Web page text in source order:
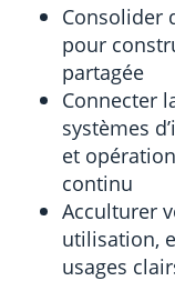
Consolider
pour
partagée
Connecter
systèmes
et
continu
Acculturer
utilisation,
usages